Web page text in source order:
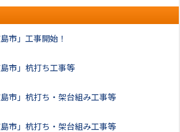
島市」工事開始！
島市」杭打ち工事等
島市」杭打ち・架台組み工事等
島市」杭打ち・架台組み工事等